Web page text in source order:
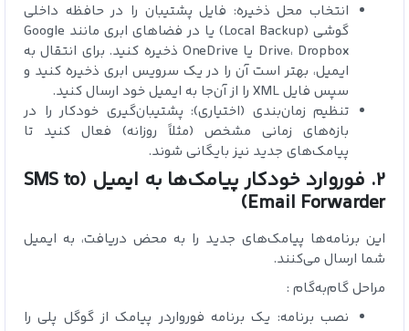
انتخاب محل ذخیره: فایل پشتیبان را در حافظه داخلی
گوشی (Local Backup) یا در فضاهای ابری مانند Google
Drive، Dropbox یا OneDrive ذخیره کنید. برای انتقال به
ایمیل، بهتر است آن را در یک سرویس ابری ذخیره کنید و
سپس فایل XML را از آن‌جا به ایمیل خود ارسال کنید.
تنظیم زمان‌بندی (اختیاری): پشتیبان‌گیری خودکار را در
بازه‌های زمانی مشخص (مثلاً روزانه) فعال کنید تا
پیامک‌های جدید نیز بایگانی شوند.
2. فوروارد خودکار پیامک‌ها به ایمیل (SMS to
Email Forwarder)
این برنامه‌ها پیامک‌های جدید را به محض دریافت، به ایمیل
شما ارسال می‌کنند.
مراحل گام‌به‌گام :
نصب برنامه: یک برنامه فورواردر پیامک از گوگل پلی را